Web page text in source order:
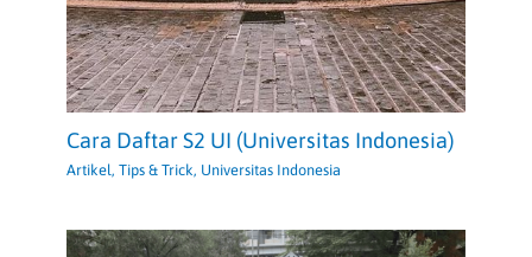
Cara Daftar S2 UI (Universitas Indonesia)
Artikel,Tips & Trick, Universitas Indonesia